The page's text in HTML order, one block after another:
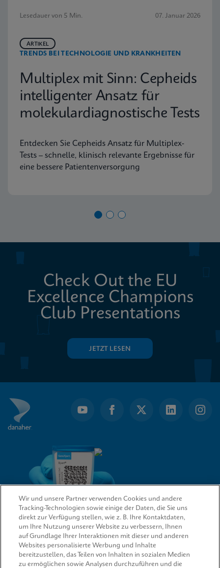
Lesedauer von 5 Min. 07. Januar 2026
TRENDS BEI TECHNOLOGIE UND KRANKHEITEN
ARTIKEL
Multiplex mit Sinn: Cepheids
intelligenter Ansatz für
molekulardiagnostische Tests
Entdecken Sie Cepheids Ansatz für Multiplex-
Tests – schnelle, klinisch relevante Ergebnisse für
eine bessere Patientenversorgung
Check Out the EU
Excellence Champions
Club Presentations
JETZT LESEN
QUICK LINKS
Wir und unsere Partner verwenden Cookies und andere
Tracking-Technologien sowie einige der Daten, die Sie uns
direkt zur Verfügung stellen, wie z. B. Ihre Kontaktdaten,
um Ihre Nutzung unserer Website zu verbessern, Ihnen
auf Grundlage Ihrer Interaktionen mit dieser und anderen
Websites personalisierte Werbung und Inhalte
bereitzustellen, das Teilen von Inhalten in sozialen Medien
zu ermöglichen sowie Analysen durchzuführen und die